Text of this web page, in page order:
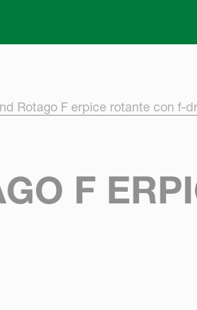
Rotago F erpice rotante con f-
F